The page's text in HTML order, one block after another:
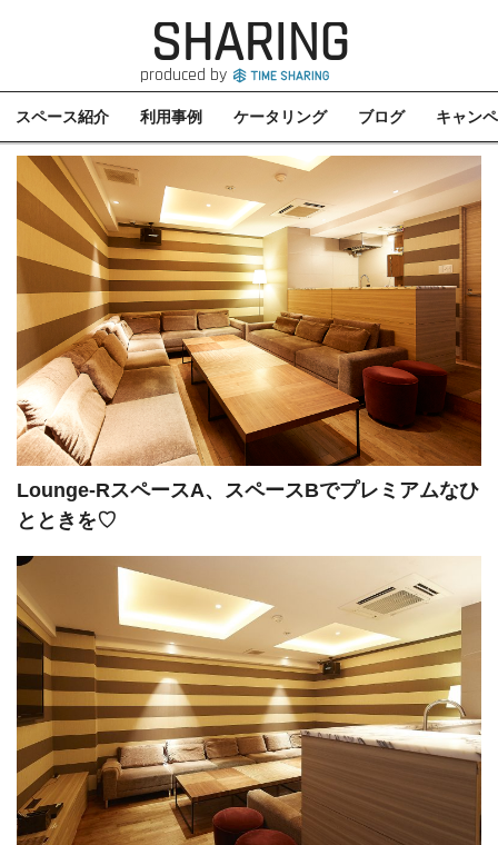
SHARING
produced by
スペース紹介 利用事例 ケータリング ブログ キャン
Lounge-RスペースA、スペースBでプレミアムなひ
とときを♡